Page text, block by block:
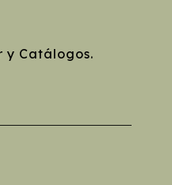
y Catálogos.